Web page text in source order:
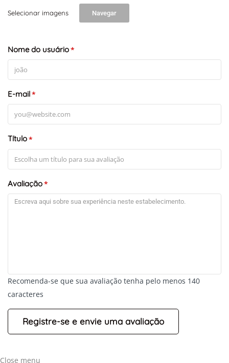
Leaflet
Selecionar imagens Navegar
Nome do usuário*
E-mail*
Título*
Avaliação*
Recomenda-se que sua avaliação tenha pelo menos 140
caracteres
Close menu